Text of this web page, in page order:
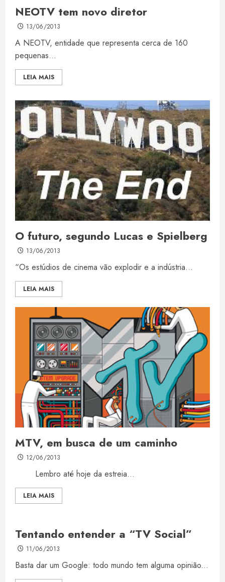
NEOTV tem novo diretor
13/06/2013
A NEOTV, entidade que representa cerca de 160
pequenas...
LEIA MAIS
O futuro, segundo Lucas e Spielberg
13/06/2013
“Os estúdios de cinema vão explodir e a indústria...
LEIA MAIS
MTV, em busca de um caminho
12/06/2013
Lembro até hoje da estreia...
LEIA MAIS
Tentando entender a “TV Social”
11/06/2013
Basta dar um Google: todo mundo tem alguma opinião...